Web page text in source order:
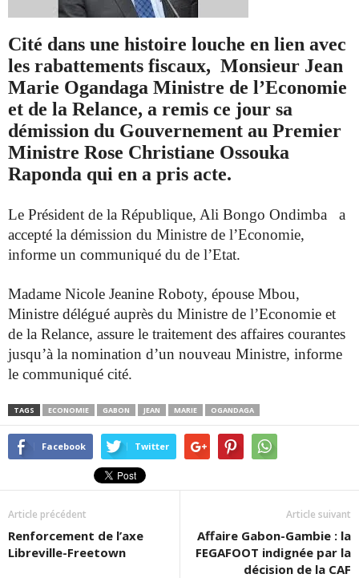
Cité dans une histoire louche en lien avec
les rabattements fiscaux, Monsieur Jean
Marie Ogandaga Ministre de l’Economie
et de la Relance, a remis ce jour sa
démission du Gouvernement au Premier
Ministre Rose Christiane Ossouka
Raponda qui en a pris acte.
Le Président de la République, Ali Bongo Ondimba a
accepté la démission du Ministre de l’Economie,
informe un communiqué du de l’Etat.
Madame Nicole Jeanine Roboty, épouse Mbou,
Ministre délégué auprès du Ministre de l’Economie et
de la Relance, assure le traitement des affaires courantes
jusqu’à la nomination d’un nouveau Ministre, informe
le communiqué cité.
TAGS ECONOMIE GABON JEAN MARIE OGANDAGA
Facebook Twitter
Article précédent
Renforcement de l’axe
Libreville-Freetown
Article suivant
Affaire Gabon-Gambie : la
FEGAFOOT indignée par la
décision de la CAF